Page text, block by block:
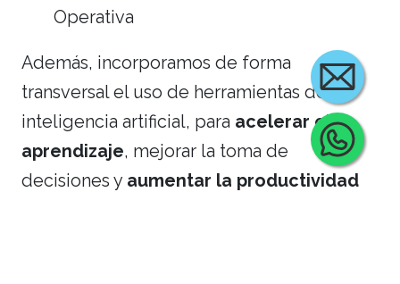
Operativa
Además, incorporamos de forma
transversal el uso de herramientas de
inteligencia artificial, para acelerar el
aprendizaje, mejorar la toma de
decisiones y aumentar la productividad